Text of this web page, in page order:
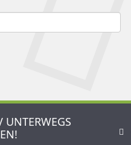
UNTERWEGS